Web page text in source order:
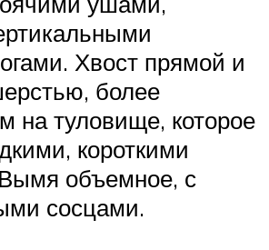
Хвост прямой и
более
на туловище, которое
короткими
объемное, с
сосцами.